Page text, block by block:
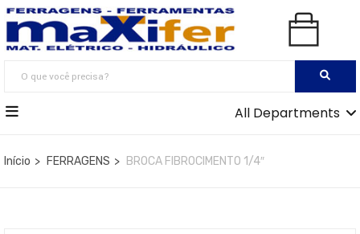
All Departments
Início FERRAGENS BROCA FIBROCIMENTO 1/4″